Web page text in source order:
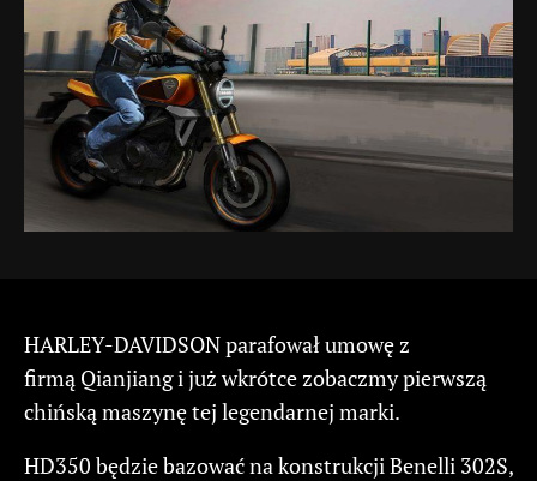
HARLEY-DAVIDSON parafował umowę z
firmą Qianjiang i już wkrótce zobaczmy pierwszą
chińską maszynę tej legendarnej marki.
HD350 będzie bazować na konstrukcji Benelli 302S,